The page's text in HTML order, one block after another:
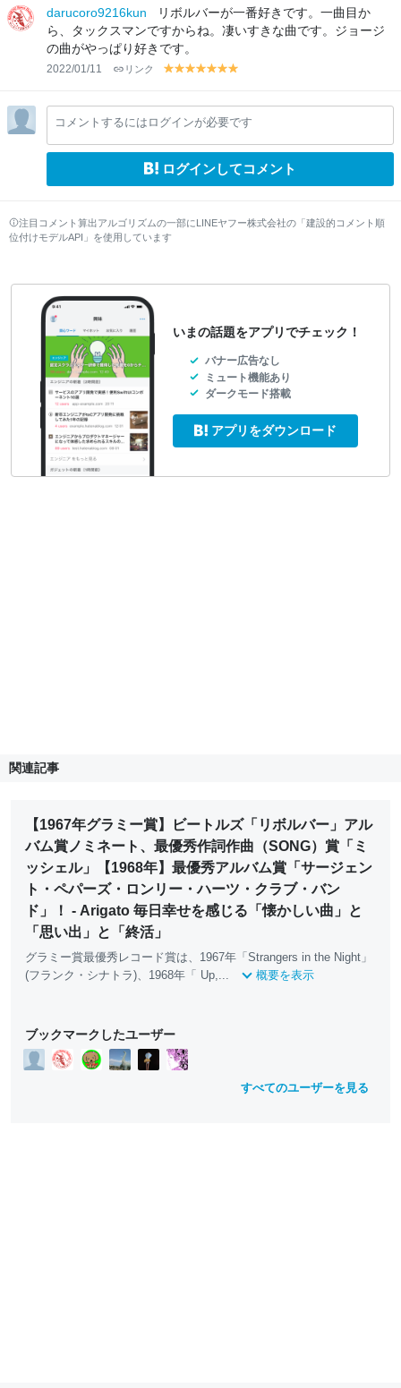
lo
w
lo
w
lo
w
lo
w
lo
w
lo
w
lo
w
darucoro9216kun
リボルバーが一番好きです。一曲目か
ら、タックスマンですからね。凄いすきな曲です。ジョージ
の曲がやっぱり好きです。
2022/01/11 リンク
y
lo
w
y
lo
w
y
lo
w
y
lo
w
y
lo
w
y
lo
w
lo
w
コメントするにはログインが必要です
ログインしてコメント
注目コメント算出アルゴリズムの一部にLINEヤフー株式会社の「建設的コメント順
位付けモデルAPI」を使用しています
いまの話題をアプリでチェック！
バナー広告なし
ミュート機能あり
ダークモード搭載
アプリをダウンロード
関連記事
【1967年グラミー賞】ビートルズ「リボルバー」アル
バム賞ノミネート、最優秀作詞作曲（SONG）賞「ミ
ッシェル」【1968年】最優秀アルバム賞「サージェン
ト・ペパーズ・ロンリー・ハーツ・クラブ・バン
ド」！ - Arigato 毎日幸せを感じる「懐かしい曲」と
「思い出」と「終活」
グラミー賞最優秀レコード賞は、1967年「Strangers in the Night」
(フランク・シナトラ)、1968年「 Up,...
概要を表示
ブックマークしたユーザー
すべてのユーザーを見る